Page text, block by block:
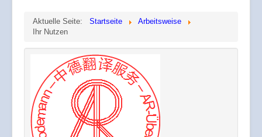
Aktuelle Seite: Startseite
Arbeitsweise
Ihr Nutzen